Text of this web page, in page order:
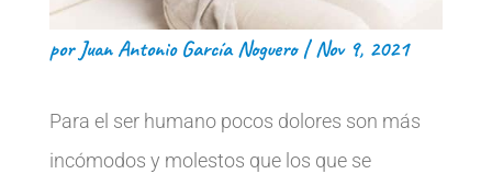
por Juan Antonio García Noguero|Nov 9, 2021
Para el ser humano pocos dolores son más
incómodos y molestos que los que se